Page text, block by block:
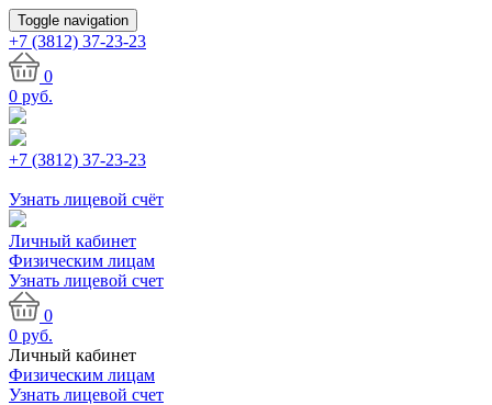
Toggle navigation
+7 (3812) 37-23-23
0
0 руб.
+7 (3812) 37-23-23
Узнать лицевой счёт
Личный кабинет
Физическим лицам
Узнать лицевой счет
0
0 руб.
Личный кабинет
Физическим лицам
Узнать лицевой счет